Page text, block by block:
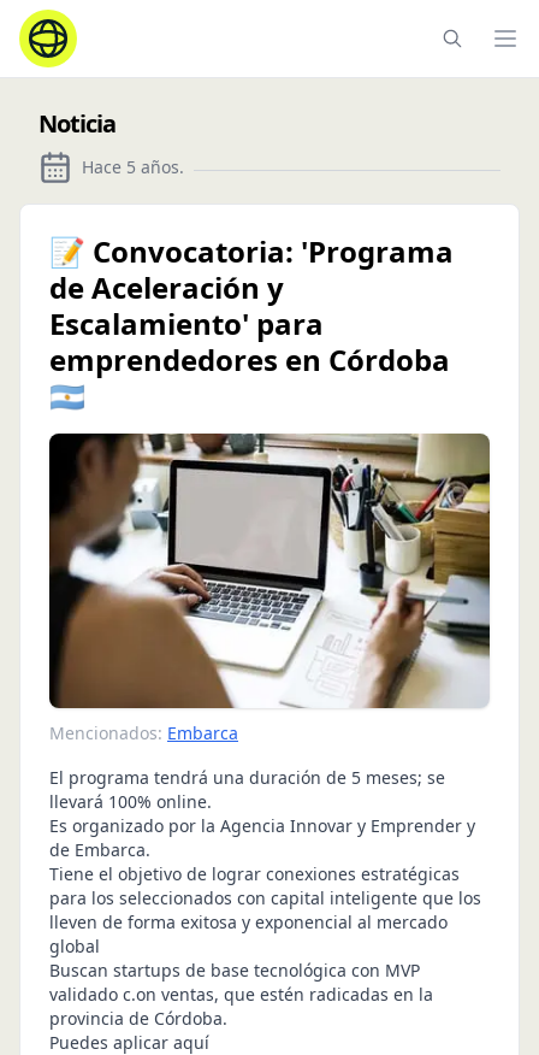
Noticia
Hace 5 años.
📝 Convocatoria: 'Programa
de Aceleración y
Escalamiento' para
emprendedores en Córdoba
🇦🇷
Mencionados: Embarca
El programa tendrá una duración de 5 meses; se
llevará 100% online.
Es organizado por la Agencia Innovar y Emprender y
de Embarca.
Tiene el objetivo de lograr conexiones estratégicas
para los seleccionados con capital inteligente que los
lleven de forma exitosa y exponencial al mercado
global
Buscan startups de base tecnológica con MVP
validado c.on ventas, que estén radicadas en la
provincia de Córdoba.
Puedes aplicar aquí